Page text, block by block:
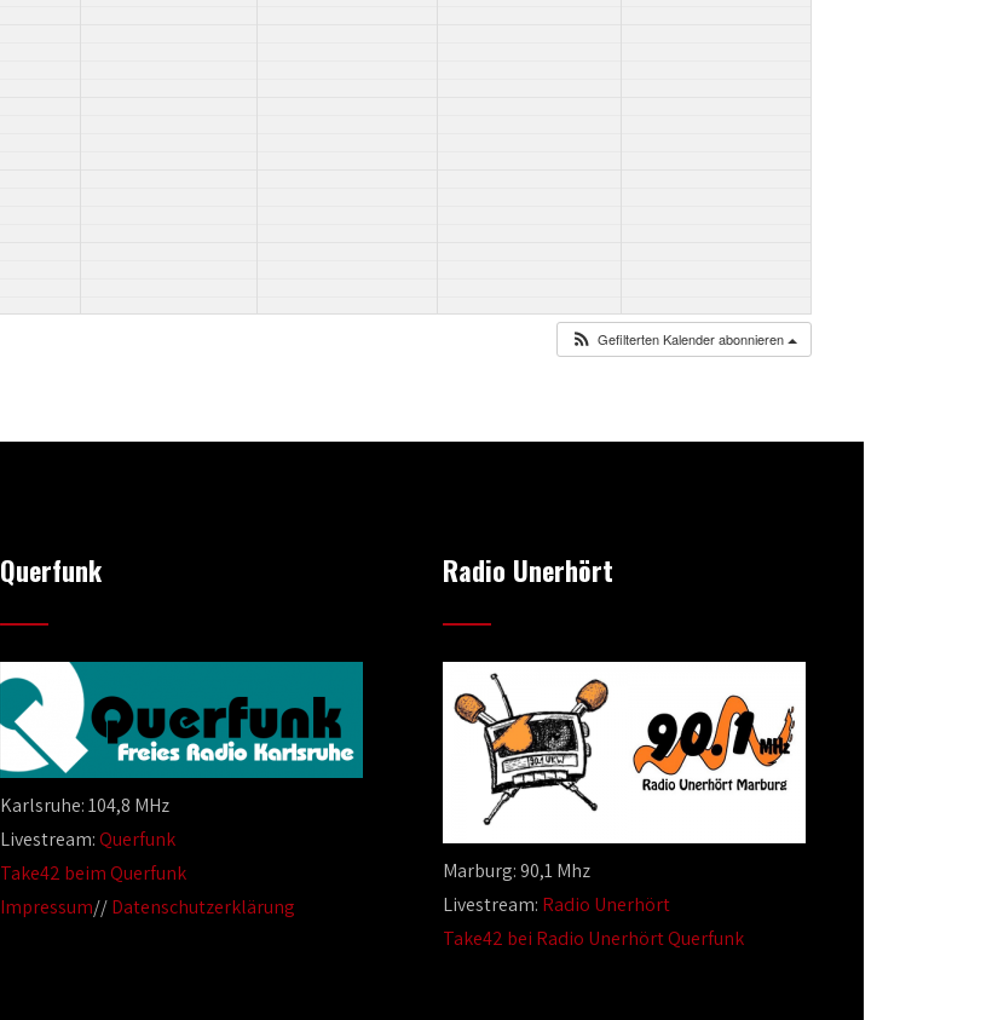
Gefilterten Kalender abonnieren
Querfunk
Karlsruhe: 104,8 MHz
Livestream:Querfunk
Take42 beim Querfunk
Impressum//Datenschutzerklärung
Radio Unerhört
Marburg: 90,1 Mhz
Livestream: Radio Unerhört
Take42 bei Radio Unerhört Querfunk